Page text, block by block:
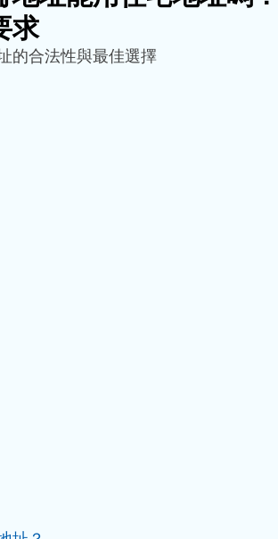
求
的合法性與最佳選擇